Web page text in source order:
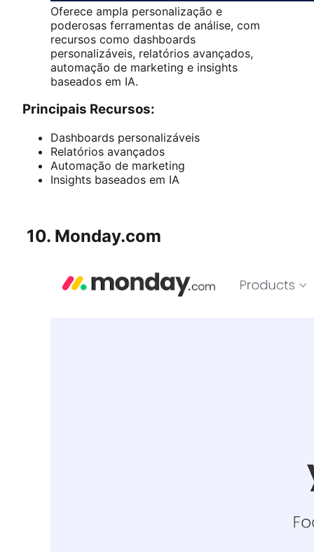
Oferece ampla personalização e
poderosas ferramentas de análise, com
recursos como dashboards
personalizáveis, relatórios avançados,
automação de marketing e insights
baseados em IA.
Principais Recursos:
Dashboards personalizáveis
Relatórios avançados
Automação de marketing
Insights baseados em IA
10. Monday.com